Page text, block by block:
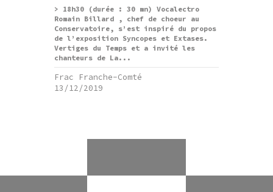
> 18h30 (durée : 30 mn) Vocalectro
Romain Billard , chef de choeur au
Conservatoire, s’est inspiré du propos
de l’exposition Syncopes et Extases.
Vertiges du Temps et a invité les
chanteurs de La...
Frac Franche-Comté
13/12/2019